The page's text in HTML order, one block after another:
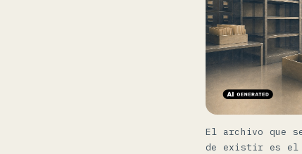
El archivo que
de existir es el